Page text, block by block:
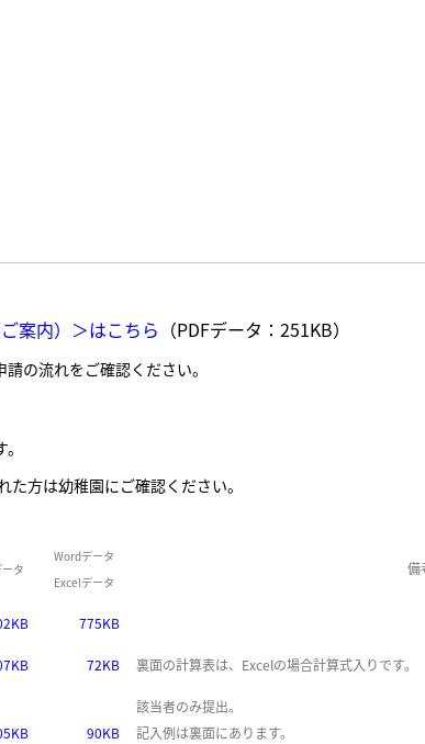
案内）＞はこちら （PDFデータ：251KB）
の流れをご確認ください。
方は幼稚園にご確認ください。
タ
Wordデータ
Excelデータ
備
775KB
72KB 裏面の計算表は、Excelの場合計算式入りです。
90KB
該当者のみ提出。
記入例は裏面にあります。